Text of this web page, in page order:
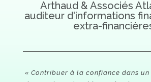
Arthaud & Associés
auditeur d'informations
extra-
« Contribuer à la confiance dans un